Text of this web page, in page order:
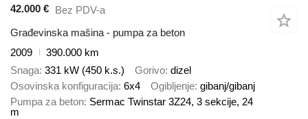
42.000 € Bez PDV-a
Građevinska mašina - pumpa za beton
2009
390.000 km
Snaga 331 kW (450 k.s.) Gorivo dizel
Osovinska konfiguracija 6x4 Ogibljenje gibanj/gibanj
Pumpa za beton Sermac Twinstar 3Z24, 3 sekcije, 24
m